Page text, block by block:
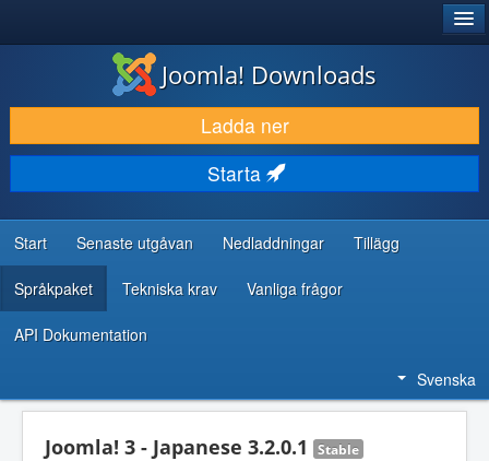
LADDA NER & UTÖKA
UPPTÄCK & LÄR
GEMENSKAP & SUPPORT
RESURSER FÖR UTVECKLARE
Joomla! Downloads
Ladda ner
Starta
Start Senaste utgåvan Nedladdningar Tillägg
Språkpaket Tekniska krav Vanliga frågor
API Dokumentation
Svenska
Joomla! 3 - Japanese 3.2.0.1 Stable